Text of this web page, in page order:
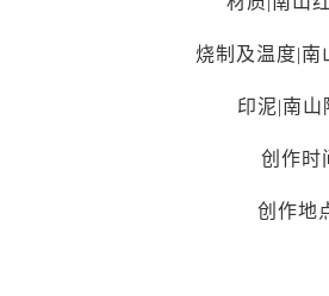
烧制及温度|
印泥|南山
创作时
创作地